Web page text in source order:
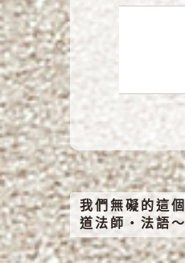
我們無礙的這
道法師‧法語～